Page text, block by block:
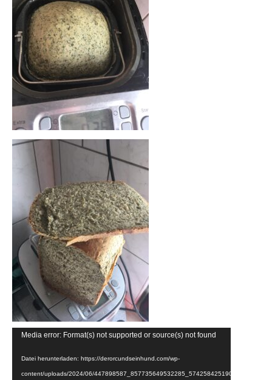
Media error: Format(s) not supported or source(s) not found
Datei herunterladen: https://derorcundseinhund.com/wp-
content/uploads/2024/06/